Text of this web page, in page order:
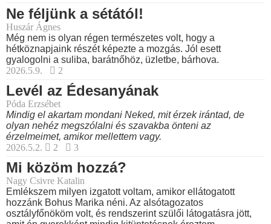
Ne féljünk a sétától!
Huszár Ágnes
Még nem is olyan régen természetes volt, hogy a
hétköznapjaink részét képezte a mozgás. Jól esett
gyalogolni a suliba, barátnőhöz, üzletbe, bárhova.
2026.5.9.
2
Levél az Édesanyának
Póda Erzsébet
Mindig el akartam mondani Neked, mit érzek irántad, de
olyan nehéz megszólalni és szavakba önteni az
érzelmeimet, amikor mellettem vagy.
2026.5.2.
2 3
Mi közöm hozzá?
Nagy Csivre Katalin
Emlékszem milyen izgatott voltam, amikor ellátogatott
hozzánk Bohus Marika néni. Az alsótagozatos
osztályfőnököm volt, és rendszerint szülői látogatásra jött,